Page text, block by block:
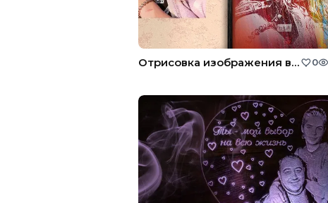
Отрисовка изображения в векторе, флип-флоп. 0